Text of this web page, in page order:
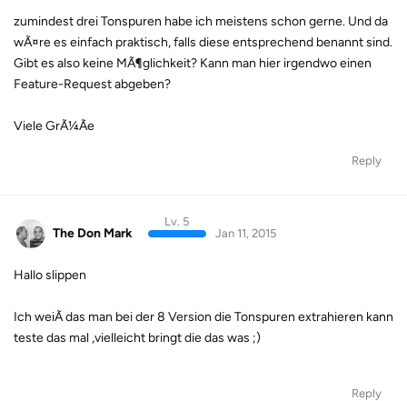
zumindest drei Tonspuren habe ich meistens schon gerne. Und da
wÃ¤re es einfach praktisch, falls diese entsprechend benannt sind.
Gibt es also keine MÃ¶glichkeit? Kann man hier irgendwo einen
Feature-Request abgeben?
Viele GrÃ¼Ãe
Reply
The Don Mark
Lv. 5
Jan 11, 2015
Hallo slippen
Ich weiÃ das man bei der 8 Version die Tonspuren extrahieren kann
teste das mal ,vielleicht bringt die das was ;)
Reply